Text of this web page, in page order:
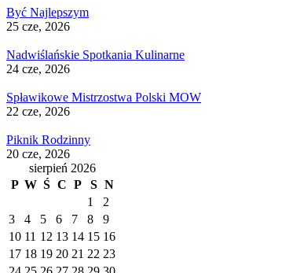
Być Najlepszym
25 cze, 2026
Nadwiślańskie Spotkania Kulinarne
24 cze, 2026
Spławikowe Mistrzostwa Polski MOW
22 cze, 2026
Piknik Rodzinny
20 cze, 2026
sierpień 2026
P W Ś C P S N
1
2
3
4 5 6 7 8
9
10 11 12 13 14 15 16
17 18 19 20 21 22 23